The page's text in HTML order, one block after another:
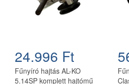
24.996 Ft
Fűnyíró hajtás AL-KO
5.14SP komplett hajtómű